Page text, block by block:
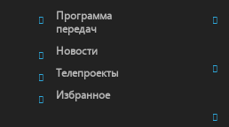
Программа
передач
Новости
Телепроекты
Избранное